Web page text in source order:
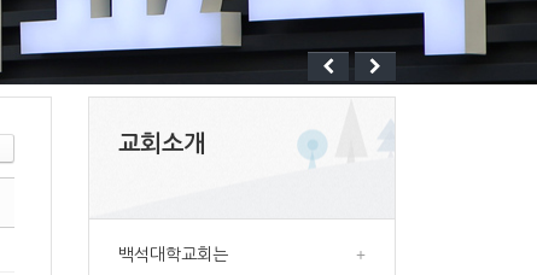
교회소개
백석대학교회는 +